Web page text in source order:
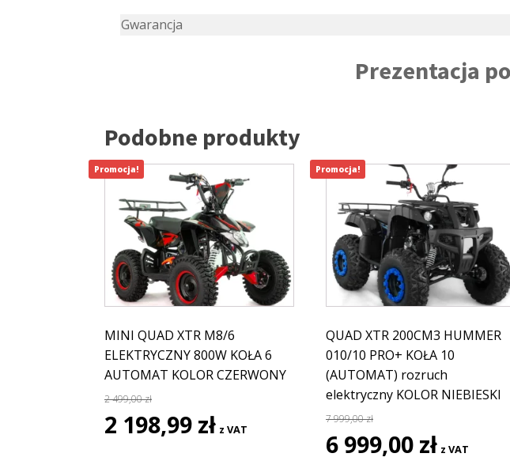
Gwarancja
Prezentacja
Podobne produkty
MINI QUAD XTR M8/6
ELEKTRYCZNY 800W KOŁA 6
AUTOMAT KOLOR CZERWONY
2 499,00zł
Pierwotna
cena
2 198,99 zł cena
z VAT
Promocja!
QUAD XTR 200CM3 HUMMER
010/10 PRO+ KOŁA 10
(AUTOMAT) rozruch
elektryczny KOLOR NIEBIESKI
7 999,00zł
Pierwotna
cena
6 999,00 zł cena
z VAT
Promocja!